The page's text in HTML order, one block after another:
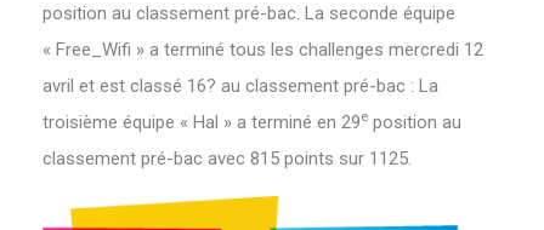
position au classement pré-bac. La seconde équipe
« Free_Wifi » a terminé tous les challenges mercredi 12
avril et est classé 16? au classement pré-bac : La
troisième équipe « Hal » a terminé en 29e position au
classement pré-bac avec 815 points sur 1125.